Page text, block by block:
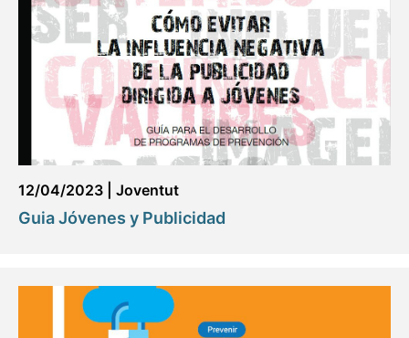
12/04/2023 Joventut
Guia Jóvenes y Publicidad